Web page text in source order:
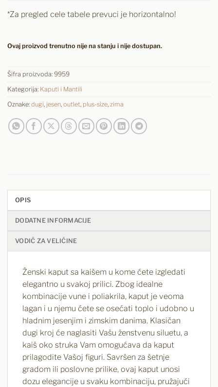
*Za pregled cele tabele prevuci je horizontalno!
Ovaj proizvod trenutno nije na stanju i nije dostupan.
Šifra proizvoda: 9959
Kategorija: Kaputi i Mantili
Oznake: dugi, jesen, outlet, plus-size, zima
OPIS
DODATNE INFORMACIJE
VODIČ ZA VELIČINE
Ženski kaput sa kaišem u kome ćete izgledati
elegantno u svakoj prilici. Zbog idealne
kombinacije vune i poliakrila, kaput je veoma
lagan i u njemu ćete se osećati toplo i udobno u
hladnim jesenjim i zimskim danima. Klasičan
dugi kroj će naglasiti Vašu ženstvenu siluetu, a
kaiš oko struka Vam omogućava da kaput
prilagodite Vašoj figuri. Savršen za šetnje
gradom ili poslovne prilike, ovaj kaput unosi
dozu elegancije u svaku kombinaciju, pružajući